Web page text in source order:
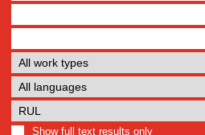
Show full text results only